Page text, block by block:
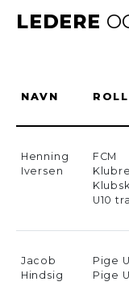
LEDERE
NAVN
Henning
Iversen
FCM
U10
Jacob
Hindsig
Pige
Pige